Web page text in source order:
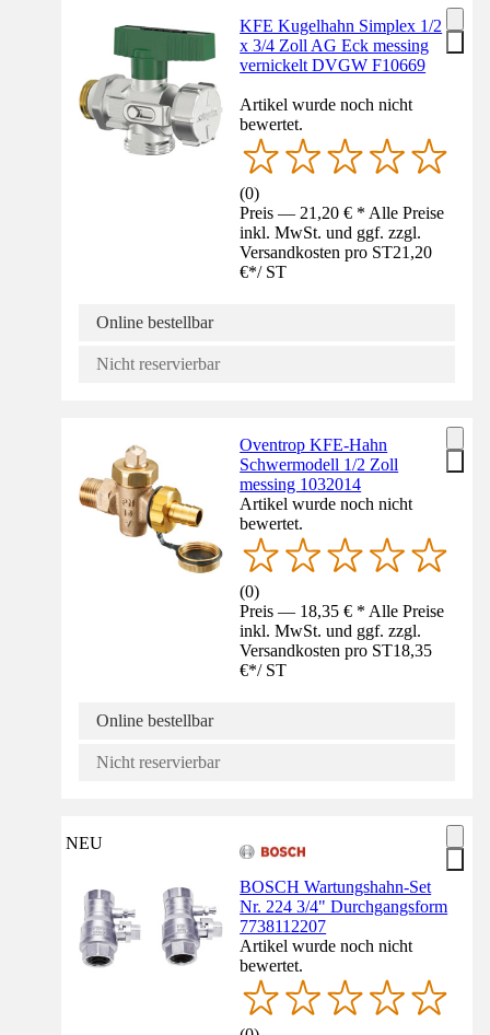
KFE Kugelhahn Simplex 1/2
x 3/4 Zoll AG Eck messing
vernickelt DVGW F10669
Artikel wurde noch nicht
bewertet.
(0)
Preis — 21,20 € * Alle Preise
inkl. MwSt. und ggf. zzgl.
Versandkosten pro ST21,20
€*/ ST
Online bestellbar
Nicht reservierbar
Oventrop KFE-Hahn
Schwermodell 1/2 Zoll
messing 1032014
Artikel wurde noch nicht
bewertet.
(0)
Preis — 18,35 € * Alle Preise
inkl. MwSt. und ggf. zzgl.
Versandkosten pro ST18,35
€*/ ST
Online bestellbar
Nicht reservierbar
NEU
BOSCH Wartungshahn-Set
Nr. 224 3/4" Durchgangsform
7738112207
Artikel wurde noch nicht
bewertet.